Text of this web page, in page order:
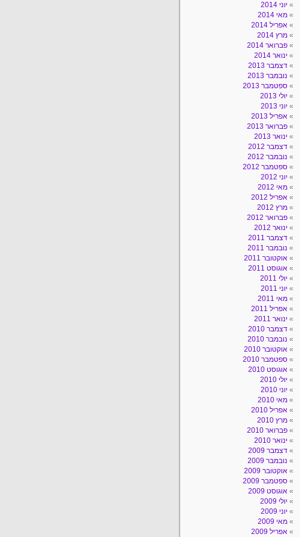
יוני 2014
מאי 2014
אפריל 2014
מרץ 2014
פברואר 2014
ינואר 2014
דצמבר 2013
נובמבר 2013
ספטמבר 2013
יולי 2013
יוני 2013
אפריל 2013
פברואר 2013
ינואר 2013
דצמבר 2012
נובמבר 2012
ספטמבר 2012
יוני 2012
מאי 2012
אפריל 2012
מרץ 2012
פברואר 2012
ינואר 2012
דצמבר 2011
נובמבר 2011
אוקטובר 2011
אוגוסט 2011
יולי 2011
יוני 2011
מאי 2011
אפריל 2011
ינואר 2011
דצמבר 2010
נובמבר 2010
אוקטובר 2010
ספטמבר 2010
אוגוסט 2010
יולי 2010
יוני 2010
מאי 2010
אפריל 2010
מרץ 2010
פברואר 2010
ינואר 2010
דצמבר 2009
נובמבר 2009
אוקטובר 2009
ספטמבר 2009
אוגוסט 2009
יולי 2009
יוני 2009
מאי 2009
אפריל 2009